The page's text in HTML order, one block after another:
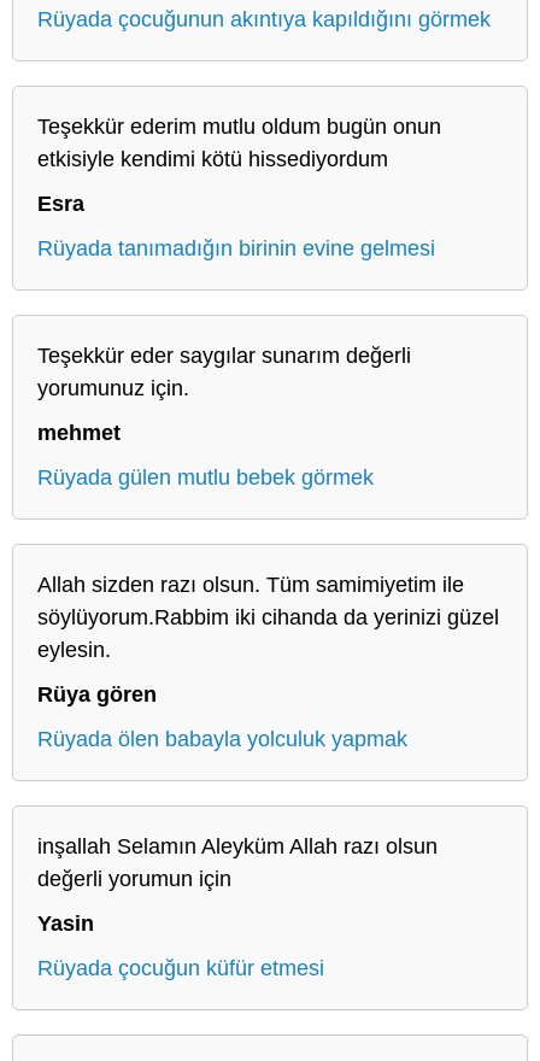
Rüyada çocuğunun akıntıya kapıldığını görmek
Teşekkür ederim mutlu oldum bugün onun
etkisiyle kendimi kötü hissediyordum
Esra
Rüyada tanımadığın birinin evine gelmesi
Teşekkür eder saygılar sunarım değerli
yorumunuz için.
mehmet
Rüyada gülen mutlu bebek görmek
Allah sizden razı olsun. Tüm samimiyetim ile
söylüyorum.Rabbim iki cihanda da yerinizi güzel
eylesin.
Rüya gören
Rüyada ölen babayla yolculuk yapmak
inşallah Selamın Aleyküm Allah razı olsun
değerli yorumun için
Yasin
Rüyada çocuğun küfür etmesi